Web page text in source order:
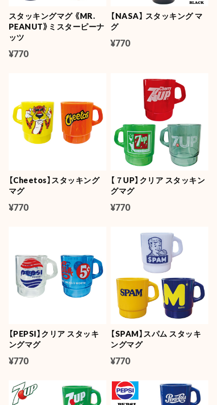
スタッキングマグ 《MR.
PEANUT》ミスターピーナ
ッツ
¥770
【NASA】 スタッキング マ
グ
¥770
【Cheetos】スタッキング
マグ
¥770
【７UP】クリア スタッキン
グマグ
¥770
【PEPSI】クリア スタッキ
ングマグ
¥770
【SPAM】スパム スタッキ
ングマグ
¥770